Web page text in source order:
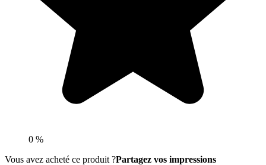
0 %
Vous avez acheté ce produit ?Partagez vos impressions